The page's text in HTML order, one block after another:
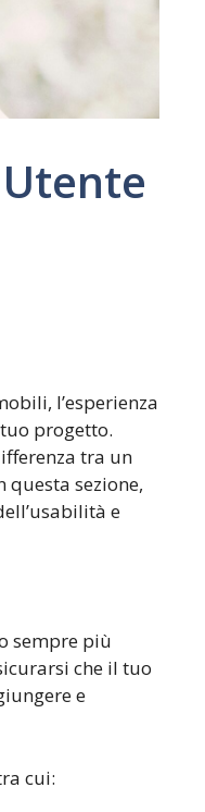
l’esperienza
progetto.
tra un
questa sezione,
e
sempre più
che il tuo
e
cui: